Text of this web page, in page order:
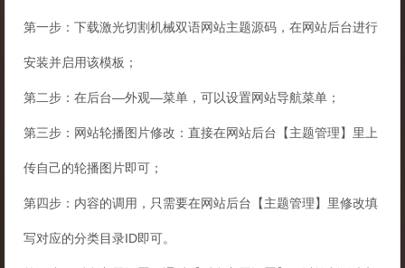
第一步：下载激光切割机械双语网站主题源码，在网站后台进行
安装并启用该模板；
第二步：在后台—外观—菜单，可以设置网站导航菜单；
第三步：网站轮播图片修改：直接在网站后台【主题管理】里上
传自己的轮播图片即可；
第四步：内容的调用，只需要在网站后台【主题管理】里修改填
写对应的分类目录ID即可。